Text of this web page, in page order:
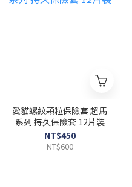
愛貓螺紋顆粒保險套 超馬
系列 持久保險套 12片裝
NT$450
NT$600